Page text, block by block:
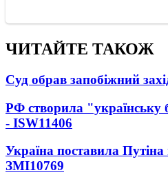
ЧИТАЙТЕ ТАКОЖ
Суд обрав запобіжний
РФ створила "українську
- ISW11406
Україна поставила
ЗМІ10769